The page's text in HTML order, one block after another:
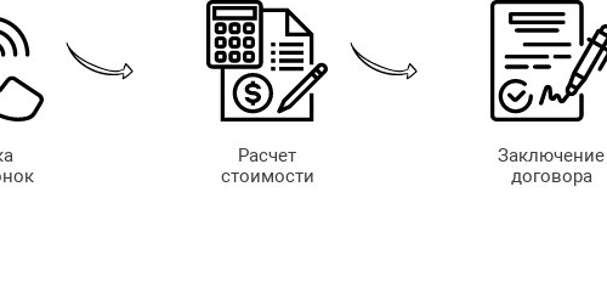
Расчет
стоимости
Заключение
договора